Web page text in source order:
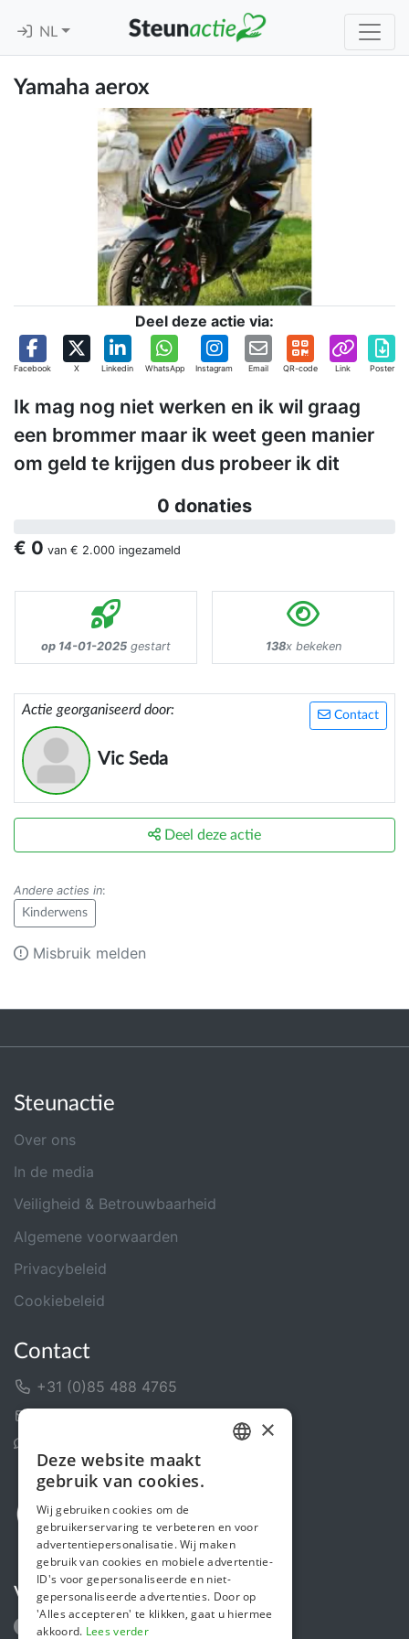
NL
Yamaha aerox
Deel deze actie via:
Facebook X Linkedin WhatsApp Instagram Email QR-code Link Poster
Ik mag nog niet werken en ik wil graag
een brommer maar ik weet geen manier
om geld te krijgen dus probeer ik dit
0 donaties
€ 0 van € 2.000 ingezameld
op 14-01-2025 gestart 138x bekeken
Contact
Actie georganiseerd door:
Vic Seda
Deel deze actie
Andere acties in:
Kinderwens
Misbruik melden
Steunactie
Over ons
In de media
Veiligheid & Betrouwbaarheid
Algemene voorwaarden
Privacybeleid
Cookiebeleid
Contact
+31 (0)85 488 4765
Volg ons
ENGLISH
×
Deze website maakt
gebruik van cookies.
Wij gebruiken cookies om de
gebruikerservaring te verbeteren en voor
advertentiepersonalisatie. Wij maken
gebruik van cookies en mobiele advertentie-
ID's voor gepersonaliseerde en niet-
gepersonaliseerde advertenties. Door op
'Alles accepteren' te klikken, gaat u hiermee
akkoord. Lees verder